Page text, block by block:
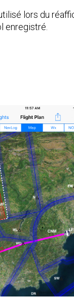
lors du
enregistré.